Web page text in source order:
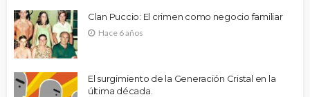
Clan Puccio: El crimen como negocio familiar
Hace 6 años
El surgimiento de la Generación Cristal en la
última década.